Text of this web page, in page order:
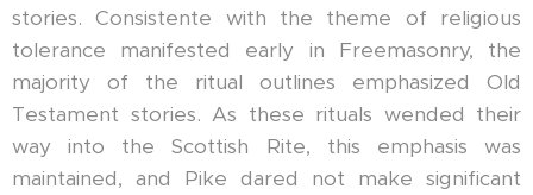
stories. Consistente with the theme of religious
tolerance manifested early in Freemasonry, the
majority of the ritual outlines emphasized Old
Testament stories. As these rituals wended their
way into the Scottish Rite, this emphasis was
maintained, and Pike dared not make significant